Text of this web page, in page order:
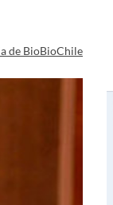
de BioBioChile